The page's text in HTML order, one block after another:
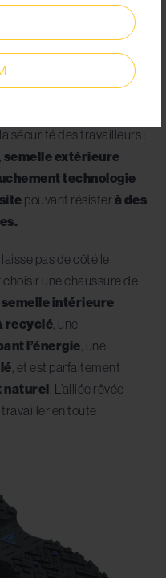
du jeu : la
EN
sécurité des travailleurs :
semelle extérieure
technologie
pouvant résisterà des
pas de côté le
une chaussure de
semelle intérieure
recyclé , une
l’énergie , une
, et est parfaitement
naturel . L’alliée rêvée
en toute